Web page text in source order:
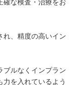
確な検査・治療をお
れ、精度の高いイン
ブルなくインプラン
力を入れているよう